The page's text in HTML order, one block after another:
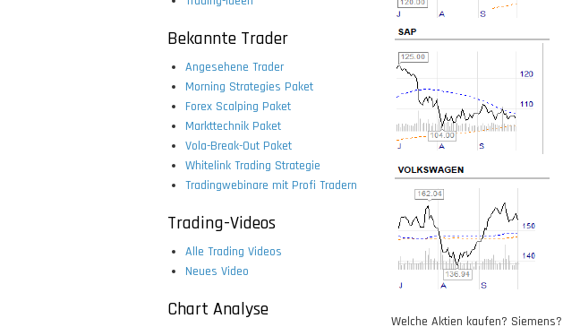
Bekannte Trader
Angesehene Trader
Morning Strategies Paket
Forex Scalping Paket
Markttechnik Paket
Vola-Break-Out Paket
Whitelink Trading Strategie
Tradingwebinare mit Profi Tradern
Trading-Videos
Alle Trading Videos
Neues Video
Chart Analyse
Welche Aktien kaufen?